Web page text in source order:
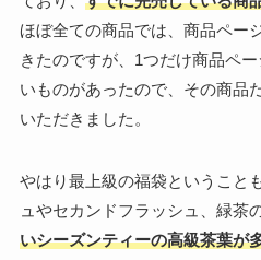
ほぼ全ての商品では、商品ペー
きたのですが、1つだけ商品ペ
いものがあったので、その商品
いただきました。
やはり最上級の福袋ということ
ュやセカンドフラッシュ、緑茶
いシーズンティーの高級茶葉が